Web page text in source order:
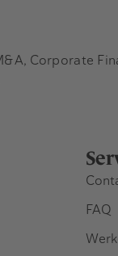
FAQ
Corporate